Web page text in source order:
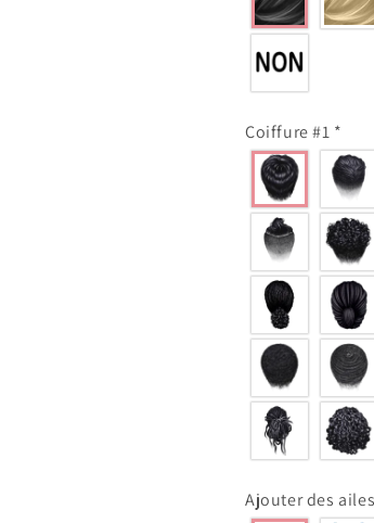
Coiffure #1 *
Ajouter des